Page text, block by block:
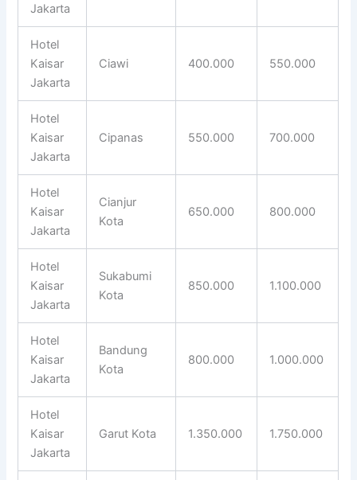
Jakarta
Hotel
Kaisar
Jakarta
Ciawi 400.000 550.000
Hotel
Kaisar
Jakarta
Cipanas 550.000 700.000
Hotel
Kaisar
Jakarta
Cianjur
Kota
650.000 800.000
Hotel
Kaisar
Jakarta
Sukabumi
Kota
850.000 1.100.000
Hotel
Kaisar
Jakarta
Bandung
Kota
800.000 1.000.000
Hotel
Kaisar
Jakarta
Garut Kota 1.350.000 1.750.000